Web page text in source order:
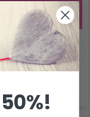
upphör
31/08/2026
Antal